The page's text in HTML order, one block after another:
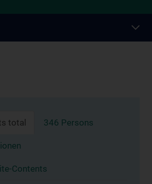
total 346 Persons
Contents